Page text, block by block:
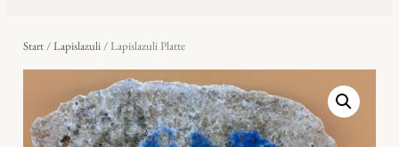
Start/Lapislazuli/ Lapislazuli Platte